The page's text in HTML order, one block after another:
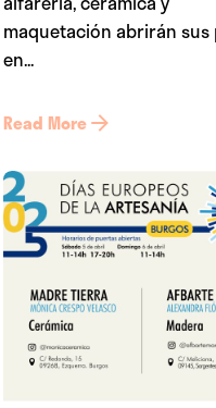
maquetación abrirán
en...
Read More